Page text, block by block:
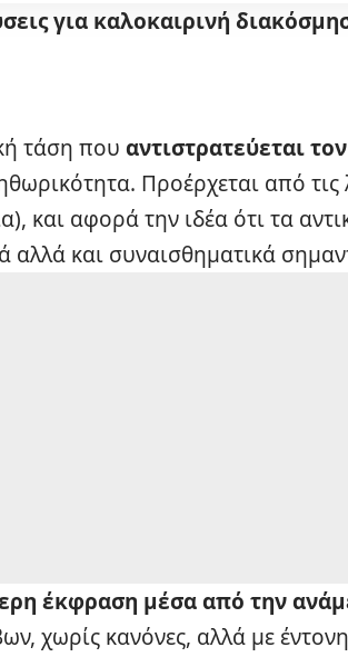
για καλοκαιρινή
τάση που αντιστρατεύεται τον
Προέρχεται από τις
και αφορά την ιδέα ότι τα
αλλά και συναισθηματικά
έκφραση μέσα από την
χωρίς κανόνες, αλλά με έντονη